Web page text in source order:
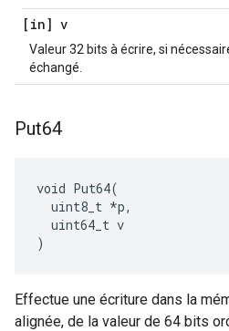
[in] v
Valeur 32 bits à écrire, si
échangé.
Put64
void Put64(
  uint8_t *p,
  uint64_t v
)
Effectue une écriture dans la
alignée, de la valeur de 64 bits